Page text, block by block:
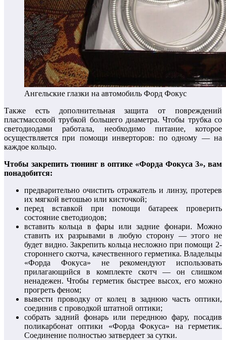
Ангельские глазки на автомобиль Форд Фокус
Также есть дополнительная защита от повреждений
пластмассовой трубкой большего диаметра. Чтобы трубка со
светодиодами работала, необходимо питание, которое
осуществляется при помощи инверторов: по одному — на
каждое кольцо.
Чтобы закрепить тюнинг в оптике «Форда Фокуса 3», вам
понадобится:
предварительно очистить отражатель и линзу, протерев
их мягкой ветошью или кисточкой;
перед вставкой при помощи батареек проверить
состояние светодиодов;
вставить кольца в фары или задние фонари. Можно
ставить их разрывами в любую сторону — этого не
будет видно. Закрепить кольца несложно при помощи 2-
стороннего скотча, качественного герметика. Владельцы
«Форда Фокуса» не рекомендуют использовать
прилагающийся в комплекте скотч — он слишком
ненадежен. Чтобы герметик быстрее высох, его можно
прогреть феном;
вывести проводку от колец в заднюю часть оптики,
соединив с проводкой штатной оптики;
собрать задний фонарь или переднюю фару, посадив
поликарбонат оптики «Форда Фокуса» на герметик.
Соединение полностью затвердеет за сутки.